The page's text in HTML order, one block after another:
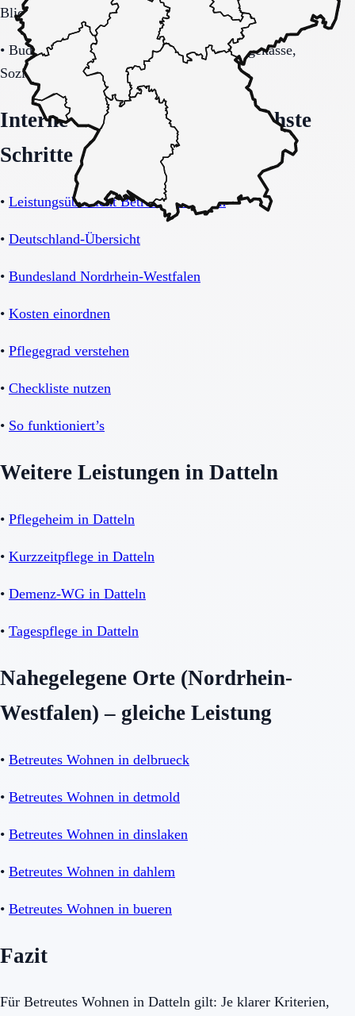
Blick auf Sicherheitsaspekte.
• Budget-/Kostenträgerrahmen (privat, Pflegekasse,
Sozialhilfe möglich).
Interne Orientierung und nächste
Schritte
• Leistungsübersicht Betreutes Wohnen
• Deutschland-Übersicht
• Bundesland Nordrhein-Westfalen
• Kosten einordnen
• Pflegegrad verstehen
• Checkliste nutzen
• So funktioniert’s
Weitere Leistungen in Datteln
• Pflegeheim in Datteln
• Kurzzeitpflege in Datteln
• Demenz-WG in Datteln
• Tagespflege in Datteln
Nahegelegene Orte (Nordrhein-
Westfalen) – gleiche Leistung
• Betreutes Wohnen in delbrueck
• Betreutes Wohnen in detmold
• Betreutes Wohnen in dinslaken
• Betreutes Wohnen in dahlem
• Betreutes Wohnen in bueren
Fazit
Für Betreutes Wohnen in Datteln gilt: Je klarer Kriterien,